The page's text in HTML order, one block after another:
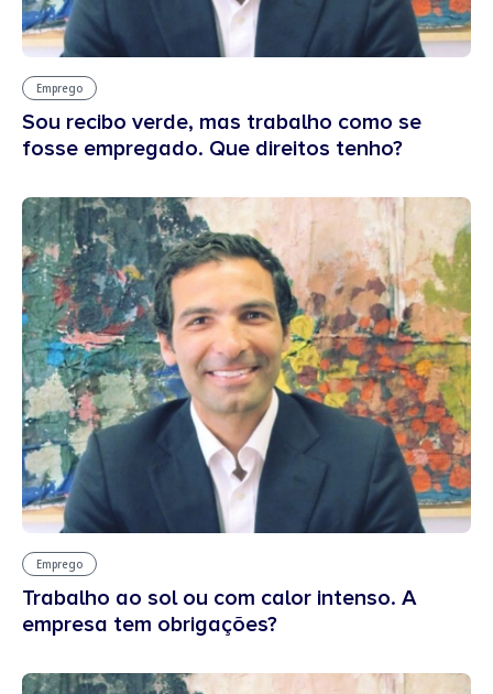
Emprego
Sou recibo verde, mas trabalho como se
fosse empregado. Que direitos tenho?
Emprego
Trabalho ao sol ou com calor intenso. A
empresa tem obrigações?